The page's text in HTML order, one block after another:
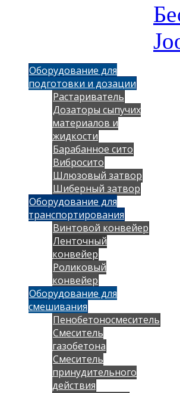
Оборудование для
подготовки и дозации
Растариватель
Дозаторы сыпучих
материалов и
жидкости
Барабанное сито
Вибросито
Шлюзовый затвор
Шиберный затвор
Оборудование для
транспортирования
Винтовой конвейер
Ленточный
конвейер
Роликовый
конвейер
Оборудование для
смешивания
Пенобетоносмеситель
Смеситель
газобетона
Смеситель
принудительного
действия